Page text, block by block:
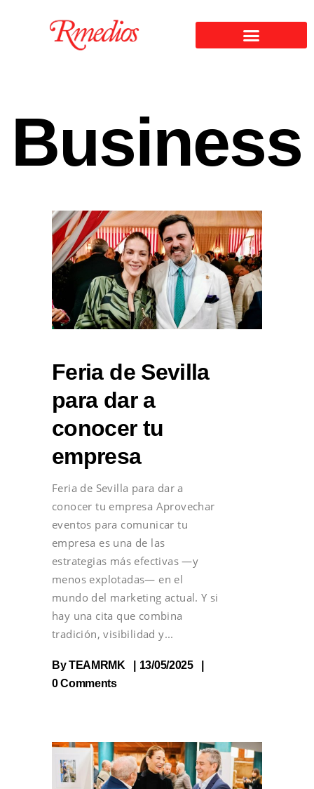
Business
Feria de Sevilla
para dar a
conocer tu
empresa
Feria de Sevilla para dar a
conocer tu empresa Aprovechar
eventos para comunicar tu
empresa es una de las
estrategias más efectivas —y
menos explotadas— en el
mundo del marketing actual. Y si
hay una cita que combina
tradición, visibilidad y
ByTEAMRMK
13/05/2025
0 Comments